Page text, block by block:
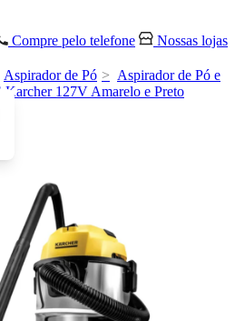
Compre pelo telefone
Nossas lojas
Aspirador de Pó
Aspirador de Pó e
127V Amarelo e Preto